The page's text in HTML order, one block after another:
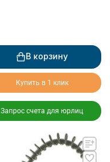
В корзину
Купить в 1 клик
Запрос счета для юрлиц